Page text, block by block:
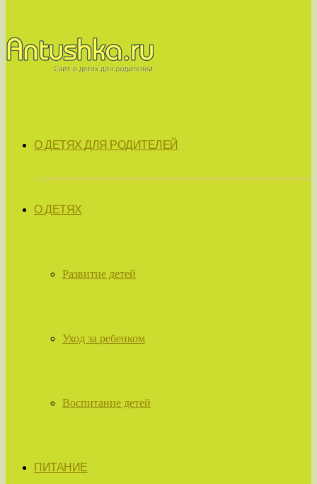
О ДЕТЯХ ДЛЯ РОДИТЕЛЕЙ
О ДЕТЯХ
Развитие детей
Уход за ребенком
Воспитание детей
ПИТАНИЕ